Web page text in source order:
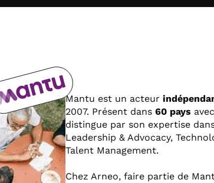
Mantu est un acteur
2007. Présent dans 60 pays
distingue par son expertise
Leadership & Advocacy,
Talent Management.
Chez Arneo, faire partie de